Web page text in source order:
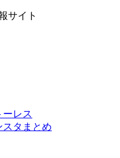
サイト
ーレス
スタまとめ